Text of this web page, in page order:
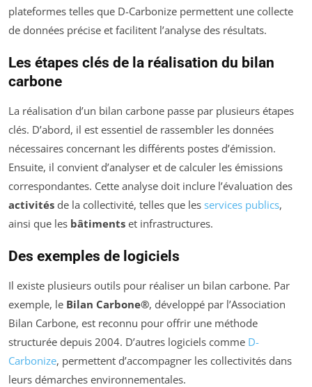
plateformes telles que D-Carbonize permettent une collecte
de données précise et facilitent l’analyse des résultats.
Les étapes clés de la réalisation du bilan
carbone
La réalisation d’un bilan carbone passe par plusieurs étapes
clés. D’abord, il est essentiel de rassembler les données
nécessaires concernant les différents postes d’émission.
Ensuite, il convient d’analyser et de calculer les émissions
correspondantes. Cette analyse doit inclure l’évaluation des
activités de la collectivité, telles que les services publics,
ainsi que les bâtiments et infrastructures.
Des exemples de logiciels
Il existe plusieurs outils pour réaliser un bilan carbone. Par
exemple, le Bilan Carbone®, développé par l’Association
Bilan Carbone, est reconnu pour offrir une méthode
structurée depuis 2004. D’autres logiciels comme D-
Carbonize, permettent d’accompagner les collectivités dans
leurs démarches environnementales.